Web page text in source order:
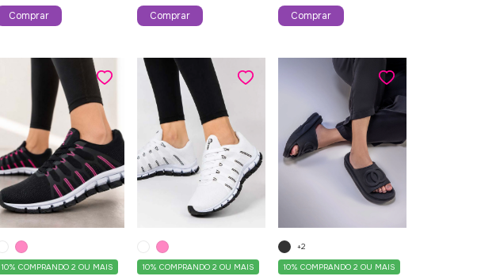
Comprar Comprar Comprar
10%COMPRANDO 2 OU MAIS 10%COMPRANDO 2 OU MAIS 10%COMPRANDO 2 OU MAIS
+2